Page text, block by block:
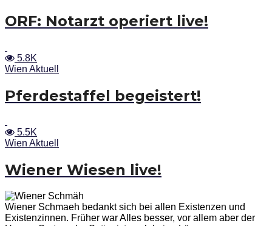
ORF: Notarzt operiert live!
5.8K
Wien Aktuell
Pferdestaffel begeistert!
5.5K
Wien Aktuell
Wiener Wiesen live!
Wiener Schmaeh bedankt sich bei allen Existenzen und
Existenzinnen. Früher war Alles besser, vor allem aber der